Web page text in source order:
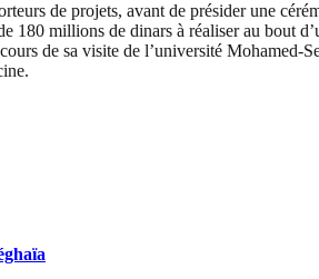
de projets, avant de présider une
millions de dinars à réaliser au bout
de sa visite de l’université